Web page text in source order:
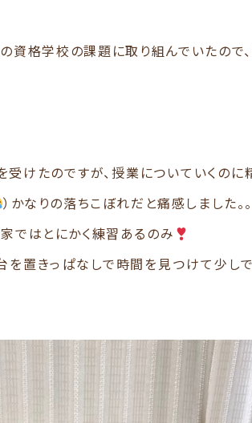
格学校の課題に取り組んでいたので
けたのですが、授業についていくのに
）かなりの落ちこぼれだと痛感しました。。
ではとにかく練習あるのみ
置きっぱなしで時間を見つけて少し